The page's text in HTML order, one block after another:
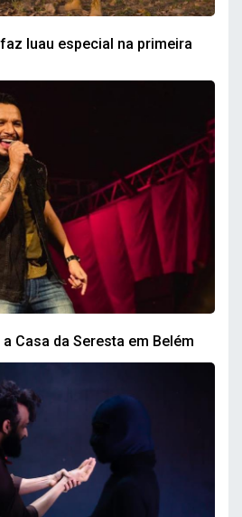
luau especial na primeira
Casa da Seresta em Belém